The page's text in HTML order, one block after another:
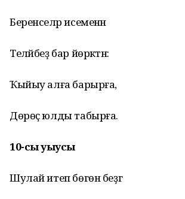
Беренселәр исеменән
Теләйбеҙ бар йөрәктән:
Ҡыйыу алға барырға,
Дөрөҫ юлды табырға.
10-сы уҡыусы
Шулай итеп бөгөн беҙгә